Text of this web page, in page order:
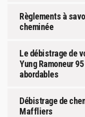
Règlements à
cheminée
Le débistrage de
Yung Ramoneur
abordables
Débistrage de
Maffliers